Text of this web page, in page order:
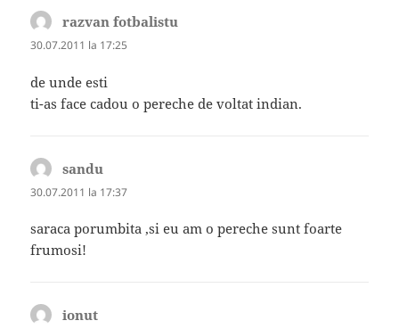
razvan fotbalistu
30.07.2011 la 17:25
de unde esti
ti-as face cadou o pereche de voltat indian.
sandu
30.07.2011 la 17:37
saraca porumbita ,si eu am o pereche sunt foarte
frumosi!
ionut